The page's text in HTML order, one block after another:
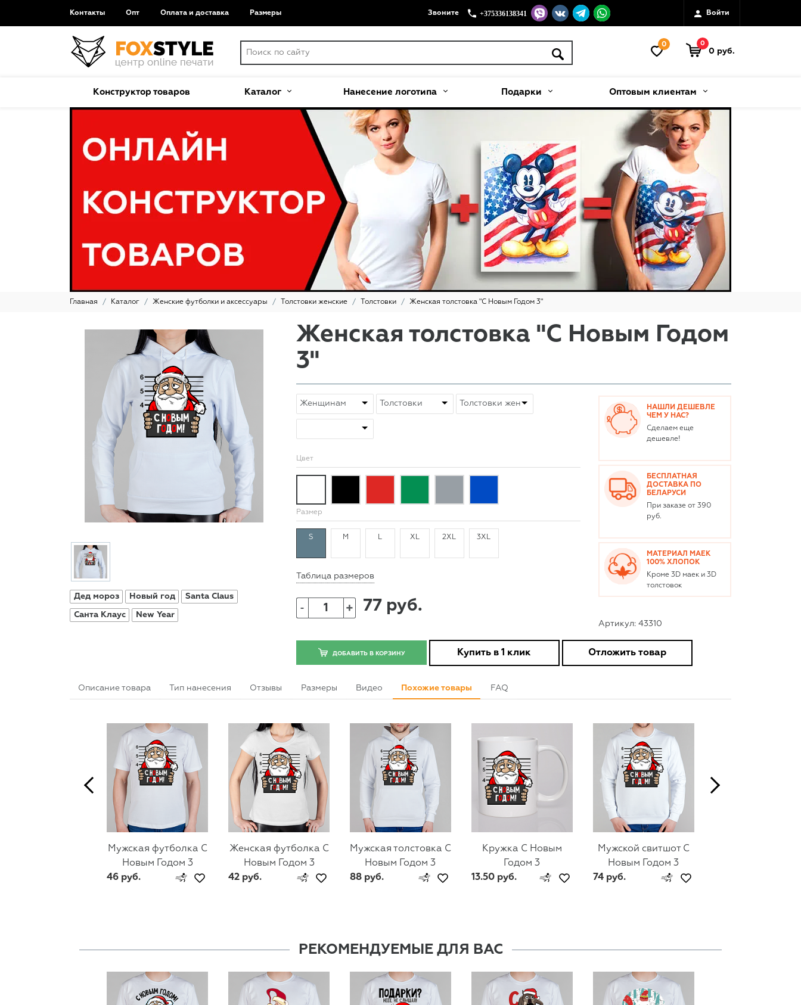
Контакты Опт Оплата и доставка Размеры Звоните +375336138341 Войти
0 0
0 руб.
Конструктор товаров Каталог Нанесение логотипа Подарки Оптовым клиентам
Главная Каталог Женские футболки и аксессуары Толстовки женские Толстовки Женская толстовка "С Новым Годом 3"
Дед мороз Новый год Santa Claus
Санта Клаус New Year
Женская толстовка "С Новым Годом
3"
Цвет
Размер
S M L XL 2XL 3XL
Таблица размеров
- + 77 руб.
НАШЛИ ДЕШЕВЛЕ
ЧЕМ У НАС?
Сделаем еще
дешевле!
БЕСПЛАТНАЯ
ДОСТАВКА ПО
БЕЛАРУСИ
При заказе от 390
руб.
МАТЕРИАЛ МАЕК
100% ХЛОПОК
Кроме 3D маек и 3D
толстовок
Артикул: 43310
ДОБАВИТЬ В КОРЗИНУ Купить в 1 клик Отложить товар
Описание товара Тип нанесения Отзывы Размеры Видео Похожие товары FAQ
Мужская футболка С
Новым Годом 3
46 руб.
Женская футболка С
Новым Годом 3
42 руб.
Мужская толстовка С
Новым Годом 3
88 руб.
Кружка С Новым
Годом 3
13.50 руб.
Мужской свитшот С
Новым Годом 3
74 руб.
РЕКОМЕНДУЕМЫЕ ДЛЯ ВАС